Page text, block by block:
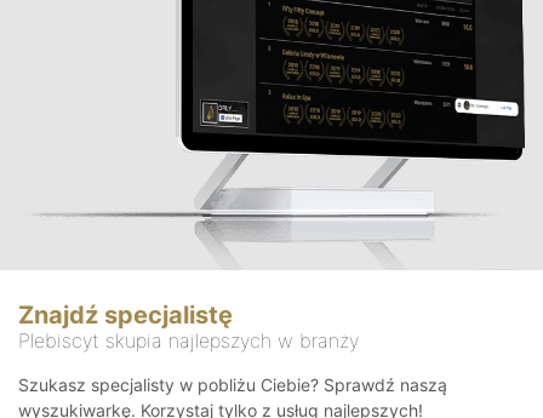
Znajdź specjalistę
Plebiscyt skupia najlepszych w branży
Szukasz specjalisty w pobliżu Ciebie? Sprawdź naszą
wyszukiwarkę. Korzystaj tylko z usług najlepszych!